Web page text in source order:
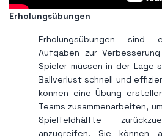
Erholungsübungen
Erholungsübungen
Aufgaben zur
Spieler müssen in der Lage
Ballverlust schnell und
können eine Übung
Teams zusammenarbeiten,
Spielfeldhälfte
anzugreifen. Sie können